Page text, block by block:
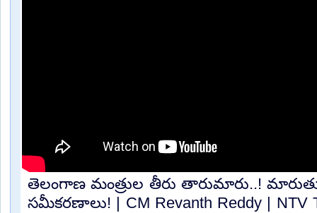
తెలంగాణ మంత్రుల తీరు తారుమారు..!
సమీకరణాలు! | CM Revanth Reddy | NTV